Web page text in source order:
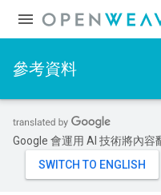
參考資料
Google 會運用 AI 技術將內容